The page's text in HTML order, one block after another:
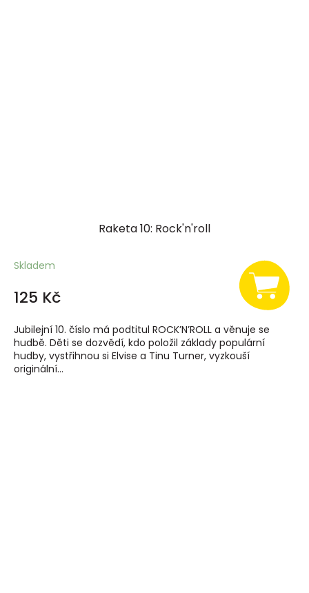
Raketa 10: Rock'n'roll
Skladem
125 Kč
Jubilejní 10. číslo má podtitul ROCK’N’ROLL a věnuje se
hudbě. Děti se dozvědí, kdo položil základy populární
hudby, vystřihnou si Elvise a Tinu Turner, vyzkouší
originální...